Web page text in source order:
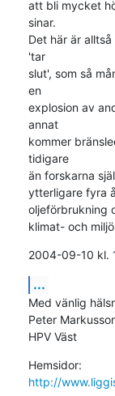
att bli mycket
sinar.
Det här är
'tar
slut', som så
en
explosion av
annat
kommer
tidigare
än forskarna
ytterligare fyra
oljeförbrukning
klimat- och
2004-09-10 kl.
...
Med vänlig
Peter
HPV Väst
http://